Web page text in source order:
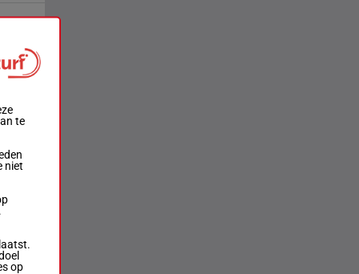
te
niet
op